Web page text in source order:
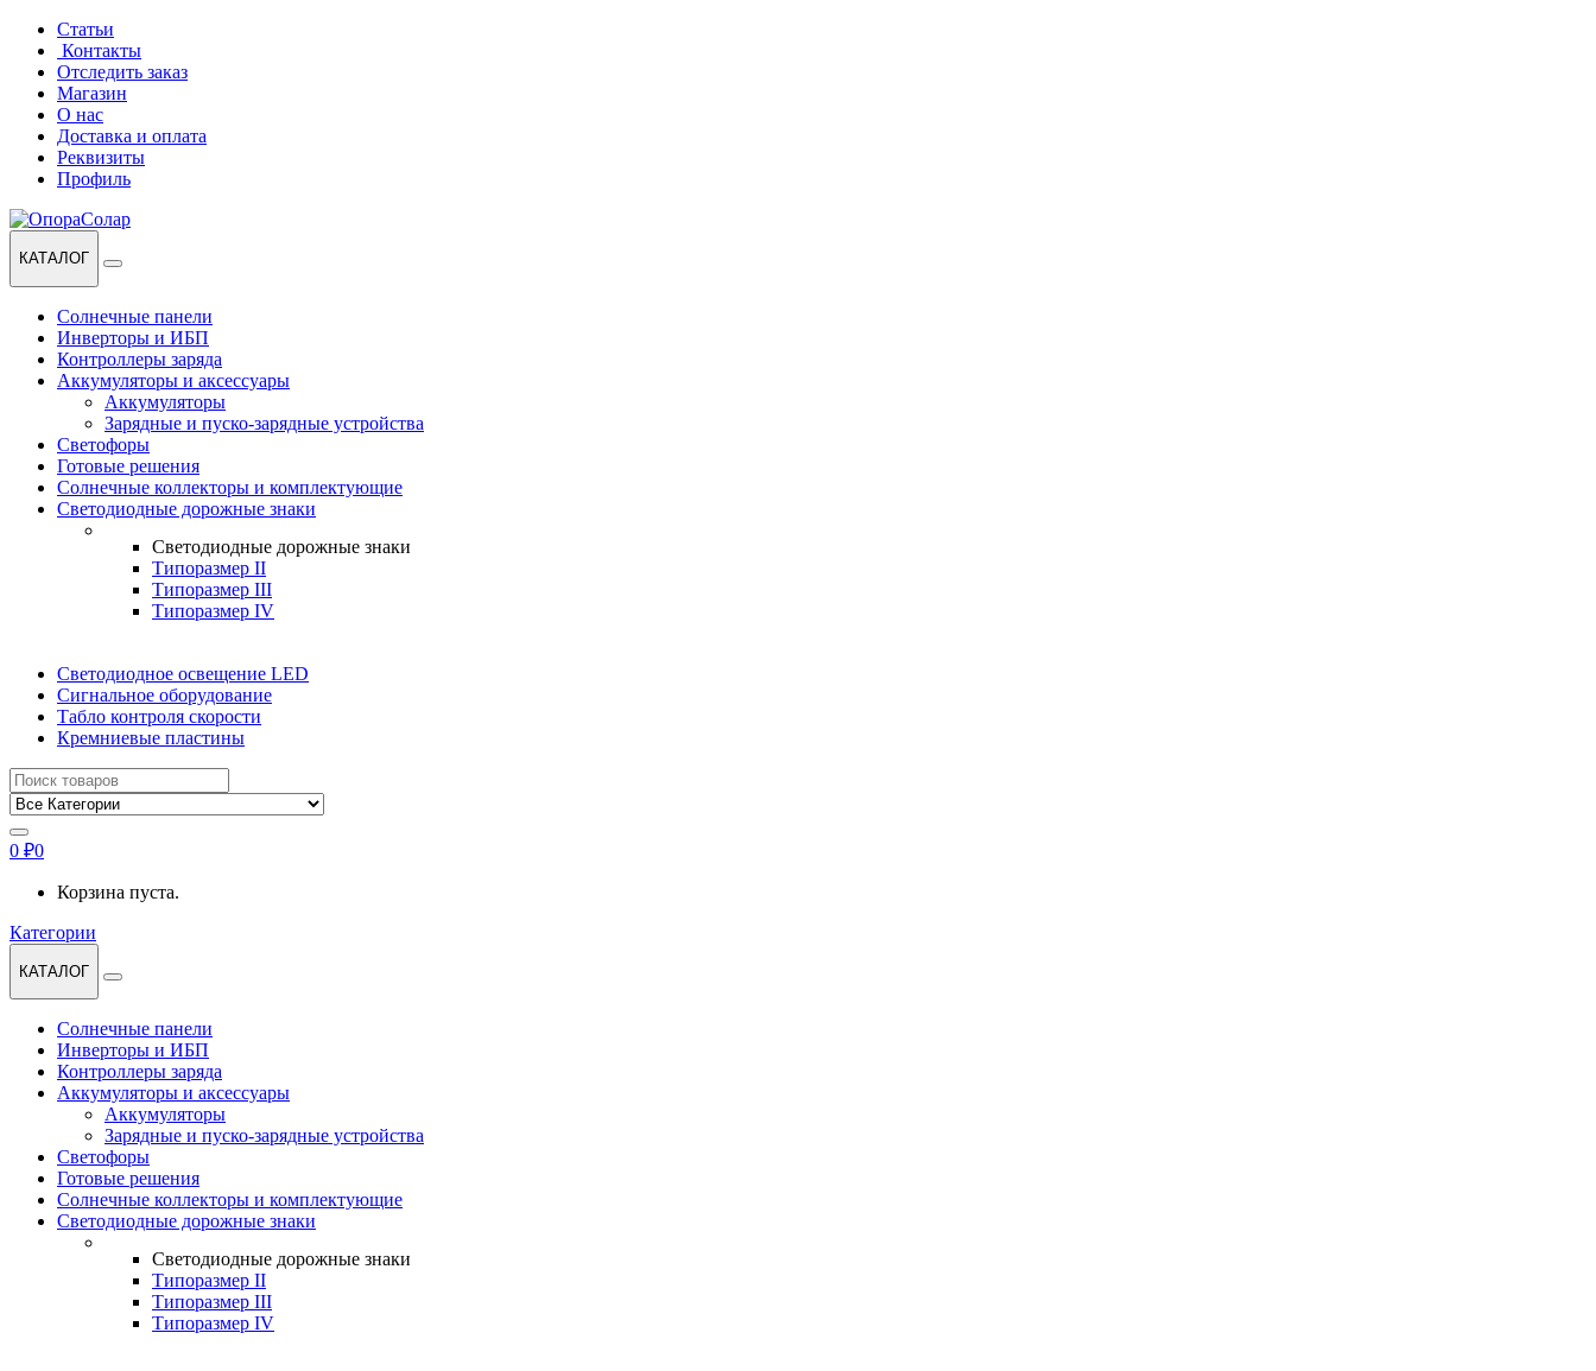
Перейти
навигации
Перейти
содержанию
Статьи
Контакты
Отследить заказ
Магазин
О нас
Доставка и оплата
Реквизиты
Профиль
КАТАЛОГ
Солнечные панели
Инверторы и ИБП
Контроллеры заряда
Аккумуляторы и аксессуары
Аккумуляторы
Зарядные и пуско-зарядные устройства
Светофоры
Готовые решения
Солнечные коллекторы и комплектующие
Светодиодные дорожные знаки
Светодиодные дорожные знаки
Типоразмер II
Типоразмер III
Типоразмер IV
Светодиодное освещение LED
Сигнальное оборудование
Табло контроля скорости
Кремниевые пластины
Найти:
0 ₽0
Корзина пуста.
Категории
КАТАЛОГ
Солнечные панели
Инверторы и ИБП
Контроллеры заряда
Аккумуляторы и аксессуары
Аккумуляторы
Зарядные и пуско-зарядные устройства
Светофоры
Готовые решения
Солнечные коллекторы и комплектующие
Светодиодные дорожные знаки
Светодиодные дорожные знаки
Типоразмер II
Типоразмер III
Типоразмер IV